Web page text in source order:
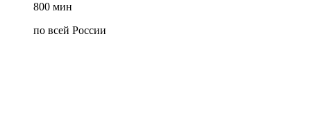
800 мин
по всей России